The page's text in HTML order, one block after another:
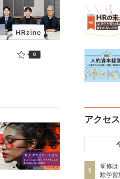
0
アクセ
1
研修
験学習